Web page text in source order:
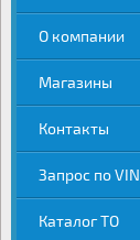
О компании
Магазины
Контакты
Запрос по VIN
Каталог ТО